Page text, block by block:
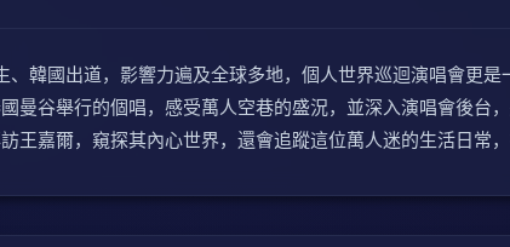
韓國出道，影響力遍及全球多地，個人世界巡迴演唱會更
谷舉行的個唱，感受萬人空巷的盛況，並深入演唱會後台，
嘉爾，窺探其內心世界，還會追蹤這位萬人迷的生活日常，